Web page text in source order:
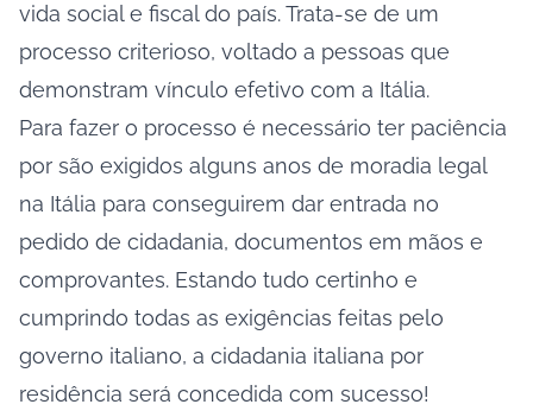
vida social e fiscal do país. Trata-se de um
processo criterioso, voltado a pessoas que
demonstram vínculo efetivo com a Itália.
Para fazer o processo é necessário ter paciência
por são exigidos alguns anos de moradia legal
na Itália para conseguirem dar entrada no
pedido de cidadania, documentos em mãos e
comprovantes. Estando tudo certinho e
cumprindo todas as exigências feitas pelo
governo italiano, a cidadania italiana por
residência será concedida com sucesso!